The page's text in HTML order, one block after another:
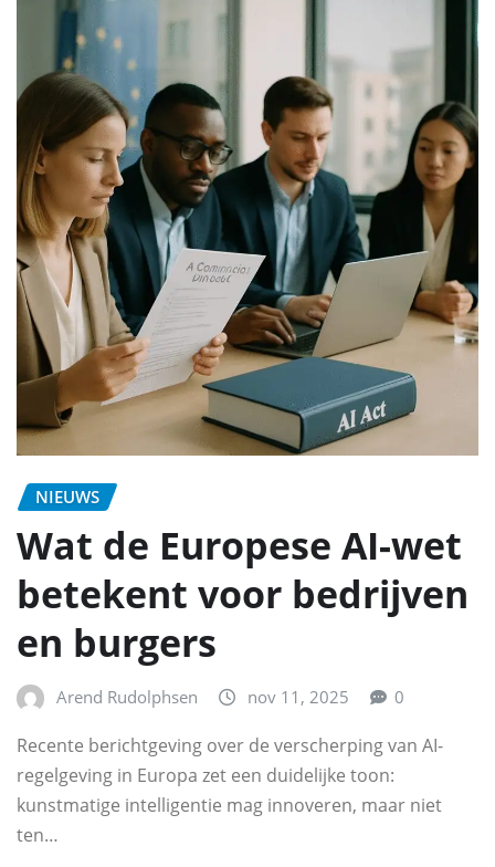
NIEUWS
Wat de Europese AI-wet
betekent voor bedrijven
en burgers
Arend Rudolphsen nov 11, 2025 0
Recente berichtgeving over de verscherping van AI-
regelgeving in Europa zet een duidelijke toon:
kunstmatige intelligentie mag innoveren, maar niet
ten…